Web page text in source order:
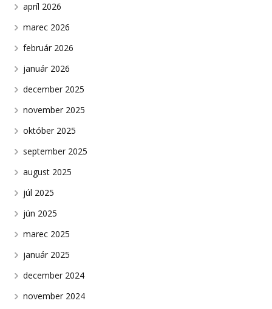
apríl 2026
marec 2026
február 2026
január 2026
december 2025
november 2025
október 2025
september 2025
august 2025
júl 2025
jún 2025
marec 2025
január 2025
december 2024
november 2024